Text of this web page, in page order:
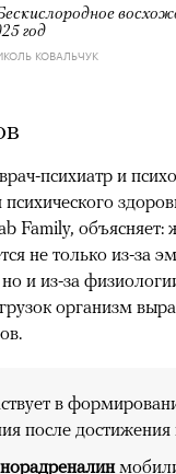
год
КОВАЛЬЧУК
психиатр и
Family, объясняет:
не только из-за
и из-за
организм
в
после достижения